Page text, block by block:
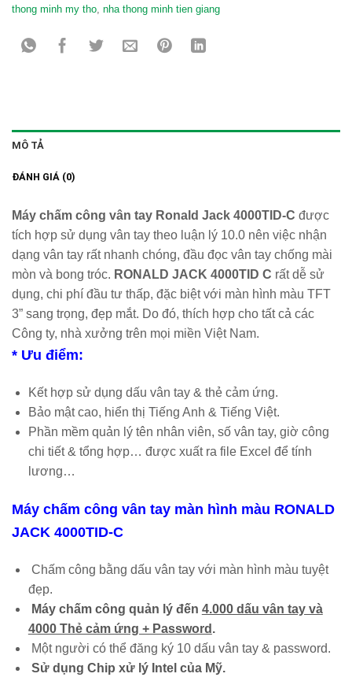
thong minh my tho nha thong minh tien giang
MÔ TẢ
ĐÁNH GIÁ (0)
Máy chấm công vân tay Ronald Jack 4000TID-C được
tích hợp sử dụng vân tay theo luận lý 10.0 nên việc nhận
dạng vân tay rất nhanh chóng, đầu đọc vân tay chống mài
mòn và bong tróc. RONALD JACK 4000TID C rất dễ sử
dụng, chi phí đầu tư thấp, đặc biệt với màn hình màu TFT
3” sang trọng, đẹp mắt. Do đó, thích hợp cho tất cả các
Công ty, nhà xưởng trên mọi miền Việt Nam.
* Ưu điểm:
Kết hợp sử dụng dấu vân tay & thẻ cảm ứng.
Bảo mật cao, hiển thị Tiếng Anh & Tiếng Việt.
Phần mềm quản lý tên nhân viên, số vân tay, giờ công
chi tiết & tổng hợp… được xuất ra file Excel để tính
lương…
Máy chấm công vân tay màn hình màu RONALD
JACK 4000TID-C
Chấm công bằng dấu vân tay với màn hình màu tuyệt
đẹp.
Máy chấm công quản lý đến 4.000 dấu vân tay và
4000 Thẻ cảm ứng + Password .
Một người có thể đăng ký 10 dấu vân tay & password.
Sử dụng Chip xử lý Intel của Mỹ.